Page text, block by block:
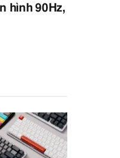
hình 90Hz,